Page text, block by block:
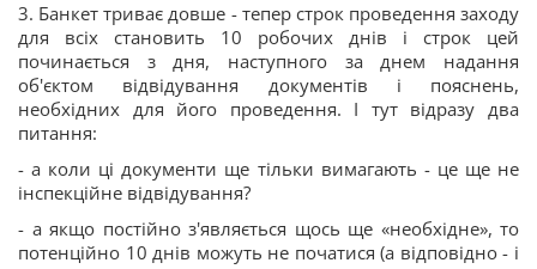
3. Банкет триває довше - тепер строк проведення заходу
для всіх становить 10 робочих днів і строк цей
починається з дня, наступного за днем надання
об'єктом відвідування документів і пояснень,
необхідних для його проведення. І тут відразу два
питання:
- а коли ці документи ще тільки вимагають - це ще не
інспекційне відвідування?
- а якщо постійно з'являється щось ще «необхідне», то
потенційно 10 днів можуть не початися (а відповідно - і